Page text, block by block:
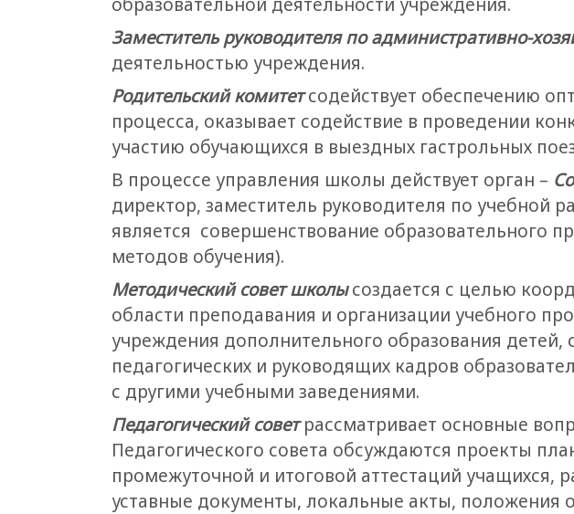
Заместитель руководителя по административно-
деятельностью учреждения.
Родительский комитетсодействует обеспечению
процесса, оказывает содействие в проведении
участию обучающихся в выездных гастрольных
В процессе управления школы действует орган –
директор, заместитель руководителя по учебной
является совершенствование образовательного
методов обучения).
Методический совет школысоздается с целью
области преподавания и организации учебного
учреждения дополнительного образования
педагогических и руководящих кадров
с другими учебными заведениями.
Педагогический советрассматривает основные
Педагогического совета обсуждаются проекты
промежуточной и итоговой аттестаций учащихся,
уставные документы, локальные акты, положения